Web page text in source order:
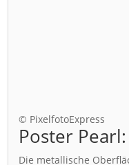
© PixelfotoExpress
Poster Pearl:
Die metallische